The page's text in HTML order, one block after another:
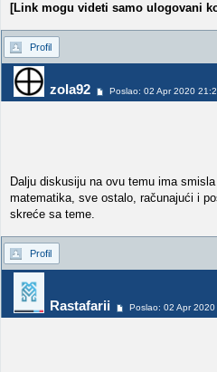
[Link mogu videti samo ulogovani
Profil
zola92 Poslao: 02 Apr 2020
Dalju diskusiju na ovu temu ima
matematika, sve ostalo, računajući i
skreće sa teme.
Profil
Rastafarii Poslao: 02 Apr